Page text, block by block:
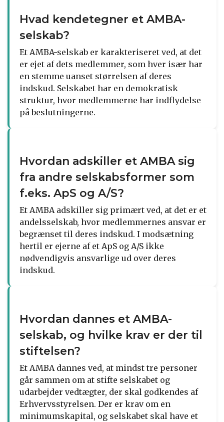
Hvad kendetegner et AMBA-
selskab?
Et AMBA-selskab er karakteriseret ved, at det
er ejet af dets medlemmer, som hver især har
en stemme uanset størrelsen af deres
indskud. Selskabet har en demokratisk
struktur, hvor medlemmerne har indflydelse
på beslutningerne.
Hvordan adskiller et AMBA sig
fra andre selskabsformer som
f.eks. ApS og A/S?
Et AMBA adskiller sig primært ved, at det er et
andelsselskab, hvor medlemmernes ansvar er
begrænset til deres indskud. I modsætning
hertil er ejerne af et ApS og A/S ikke
nødvendigvis ansvarlige ud over deres
indskud.
Hvordan dannes et AMBA-
selskab, og hvilke krav er der til
stiftelsen?
Et AMBA dannes ved, at mindst tre personer
går sammen om at stifte selskabet og
udarbejder vedtægter, der skal godkendes af
Erhvervsstyrelsen. Der er krav om en
minimumskapital, og selskabet skal have et